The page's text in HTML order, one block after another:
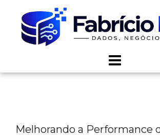
content
Melhorando a Performance